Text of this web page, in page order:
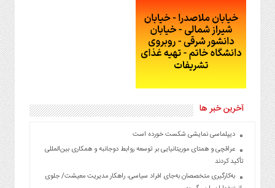
آخرین خبر ها
دیپلماسی نمایشی شکست خورده است
عراقچی و همتای موریتانیایی بر توسعه روابط دوجانبه و همکاری بین‌المللی
تأکید کردند
به‌کارگیری متخصصان به‌جای افراد سیاسی، راهکار مدیریت معیشت/ جلوی